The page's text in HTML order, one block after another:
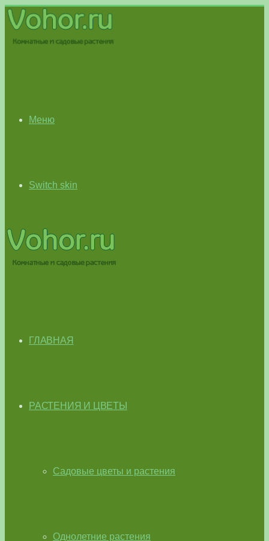
Меню
Switch skin
ГЛАВНАЯ
РАСТЕНИЯ И ЦВЕТЫ
Садовые цветы и растения
Однолетние растения